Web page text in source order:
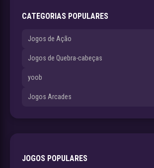
CATEGORIAS POPULARES
Jogos de Ação
Jogos de Quebra-cabeças
yoob
Jogos Arcades
JOGOS POPULARES